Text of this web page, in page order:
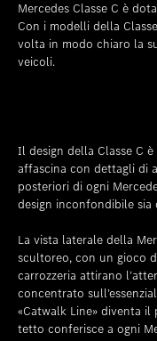
Mercedes Classe C è
Con i modelli della
volta in modo chiaro la
veicoli.
Il design della Classe C è
affascina con dettagli di
posteriori di ogni
design inconfondibile
La vista laterale della
scultoreo, con un gioco
carrozzeria attirano
concentrato
«Catwalk Line» diventa
tetto conferisce a ogni